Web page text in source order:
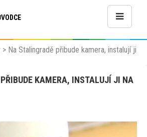
> Na Stalingradě přibude kamera, instalují ji
KAMERA, INSTALUJÍ JI NA